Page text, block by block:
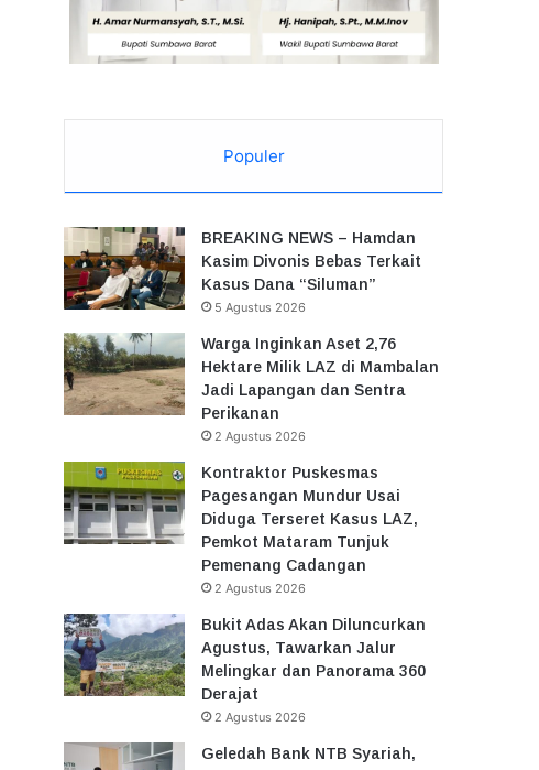
Populer
BREAKING NEWS – Hamdan
Kasim Divonis Bebas Terkait
Kasus Dana “Siluman”
5 Agustus 2026
Warga Inginkan Aset 2,76
Hektare Milik LAZ di Mambalan
Jadi Lapangan dan Sentra
Perikanan
2 Agustus 2026
Kontraktor Puskesmas
Pagesangan Mundur Usai
Diduga Terseret Kasus LAZ,
Pemkot Mataram Tunjuk
Pemenang Cadangan
2 Agustus 2026
Bukit Adas Akan Diluncurkan
Agustus, Tawarkan Jalur
Melingkar dan Panorama 360
Derajat
2 Agustus 2026
Geledah Bank NTB Syariah,